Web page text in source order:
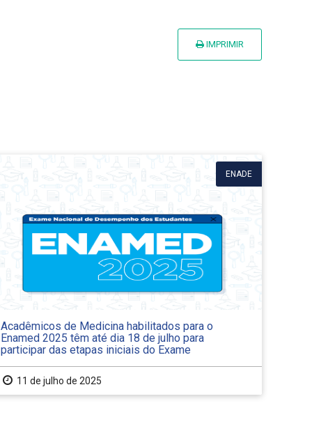
IMPRIMIR
ENADE
Acadêmicos de Medicina habilitados para o
Enamed 2025 têm até dia 18 de julho para
participar das etapas iniciais do Exame
11 de julho de 2025